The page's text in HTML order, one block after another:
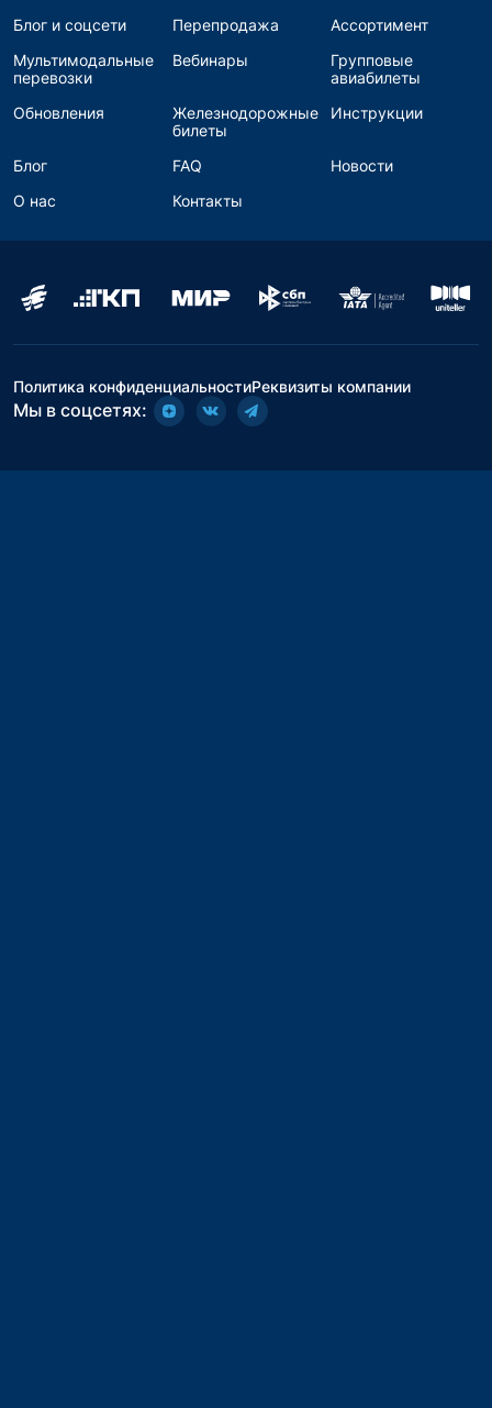
Блог и соцсети
Перепродажа
Ассортимент
Мультимодальные
перевозки
Вебинары
Групповые
авиабилеты
Обновления
Железнодорожные
билеты
Инструкции
Блог FAQ
Новости
О нас
Контакты
Политика конфиденциальностиРеквизиты компании
Мы в соцсетях: